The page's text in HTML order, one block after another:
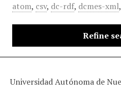
atom, csv, dc-rdf, dcmes-xml,
Refine
Universidad Autónoma de